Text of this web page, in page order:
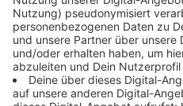
enorm getroffen. Für
attraktiveren Bedingungen
abgewandertes Personal
Sommersaison
Restaurants und Hotels in